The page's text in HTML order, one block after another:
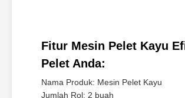
Fitur Mesin Pelet Kayu
Pelet Anda:
Nama Produk: Mesin Pelet Kayu
Jumlah Rol: 2 buah